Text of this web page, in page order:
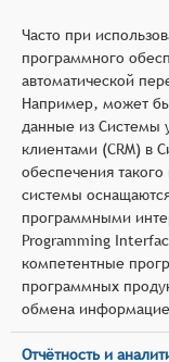
Часто при
программного
автоматической
Например, может
данные из Системы
клиентами (CRM) в
обеспечения
системы
программными
Programming
компетентные
программных
обмена
Отчётность и